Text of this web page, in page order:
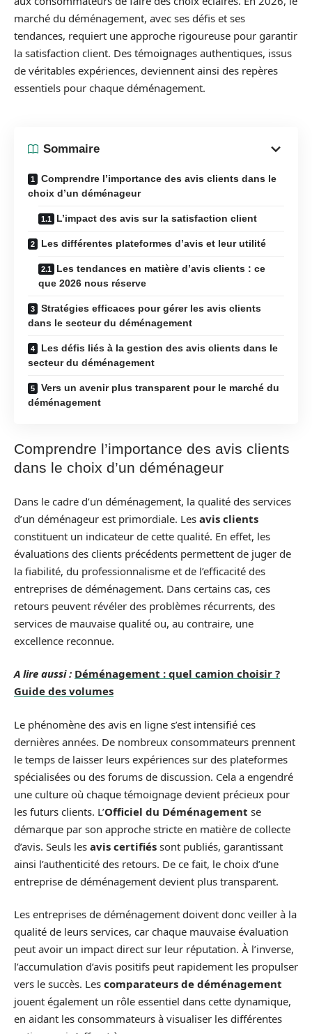
marché du déménagement, avec ses défis et ses
tendances, requiert une approche rigoureuse pour garantir
la satisfaction client. Des témoignages authentiques, issus
de véritables expériences, deviennent ainsi des repères
essentiels pour chaque déménagement.
Sommaire
Comprendre l’importance des avis clients dans le
choix d’un déménageur
L’impact des avis sur la satisfaction client
Les différentes plateformes d’avis et leur utilité
Les tendances en matière d’avis clients : ce
que 2026 nous réserve
Stratégies efficaces pour gérer les avis clients
dans le secteur du déménagement
Les défis liés à la gestion des avis clients dans le
secteur du déménagement
Vers un avenir plus transparent pour le marché du
déménagement
Comprendre l’importance des avis clients
dans le choix d’un déménageur
Dans le cadre d’un déménagement, la qualité des services
d’un déménageur est primordiale. Les avis clients
constituent un indicateur de cette qualité. En effet, les
évaluations des clients précédents permettent de juger de
la fiabilité, du professionnalisme et de l’efficacité des
entreprises de déménagement. Dans certains cas, ces
retours peuvent révéler des problèmes récurrents, des
services de mauvaise qualité ou, au contraire, une
excellence reconnue.
A lire aussi : Déménagement : quel camion choisir ?
Guide des volumes
Le phénomène des avis en ligne s’est intensifié ces
dernières années. De nombreux consommateurs prennent
le temps de laisser leurs expériences sur des plateformes
spécialisées ou des forums de discussion. Cela a engendré
une culture où chaque témoignage devient précieux pour
les futurs clients. L’Officiel du Déménagement se
démarque par son approche stricte en matière de collecte
d’avis. Seuls les avis certifiés sont publiés, garantissant
ainsi l’authenticité des retours. De ce fait, le choix d’une
entreprise de déménagement devient plus transparent.
Les entreprises de déménagement doivent donc veiller à la
qualité de leurs services, car chaque mauvaise évaluation
peut avoir un impact direct sur leur réputation. À l’inverse,
l’accumulation d’avis positifs peut rapidement les propulser
vers le succès. Les comparateurs de déménagement
jouent également un rôle essentiel dans cette dynamique,
en aidant les consommateurs à visualiser les différentes